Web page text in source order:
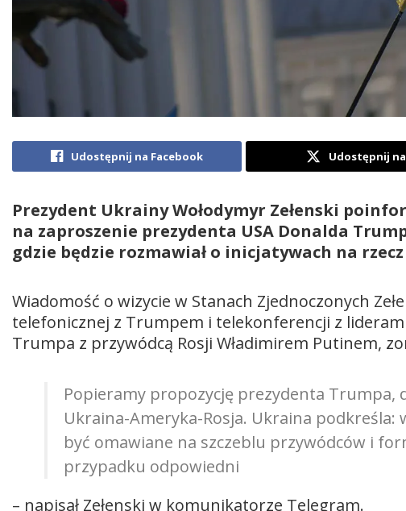
Udostępnij na Facebook Udostępnij
Prezydent Ukrainy Wołodymyr Zełenski
na zaproszenie prezydenta USA Donalda
gdzie będzie rozmawiał o inicjatywach na
Wiadomość o wizycie w Stanach Zjednoczonych
telefonicznej z Trumpem i telekonferencji z
Trumpa z przywódcą Rosji Władimirem Putinem,
Popieramy propozycję prezydenta
Ukraina-Ameryka-Rosja. Ukraina podkreśla:
być omawiane na szczeblu przywódców i
przypadku odpowiedni
– napisał Zełenski w komunikatorze Telegram.